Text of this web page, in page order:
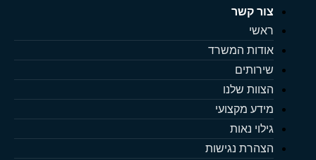
צור קשר
ראשי
אודות המשרד
שירותים
הצוות שלנו
מידע מקצועי
גילוי נאות
הצהרת נגישות